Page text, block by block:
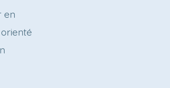
en